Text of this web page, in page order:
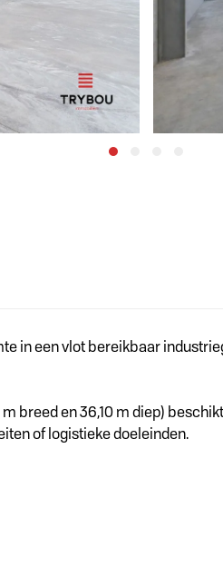
in een vlot bereikbaar
breed en 36,10 m diep)
of logistieke doeleinden.